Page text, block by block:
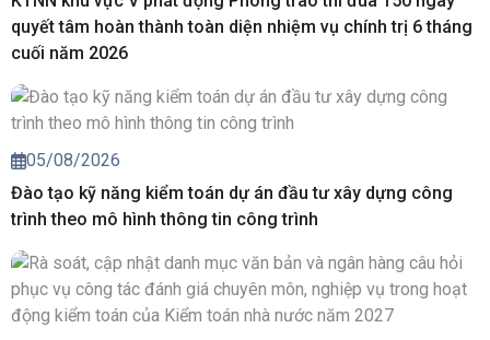
quyết tâm hoàn thành toàn diện nhiệm vụ chính trị 6 tháng
cuối năm 2026
05/08/2026
Đào tạo kỹ năng kiểm toán dự án đầu tư xây dựng công
trình theo mô hình thông tin công trình